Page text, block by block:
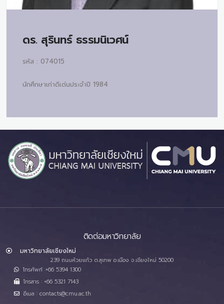
ดร. สุรินทร์ ธรรมนิเวศน์
รหัส : 074015
นักศึกษาเก่าดีเด่นประจำปี 1984
ติดต่อมหาวิทยาลัย
มหาวิทยาลัยเชียงใหม่
239 ถนนห้วยแก้ว ต.สุเทพ อ.เมือง จ.เชียงใหม่ 50200
โทรศัพท์ :+66 5394 1300
โทรสาร : +66 5321 7143
อีเมล : contacts@cmu.ac.th